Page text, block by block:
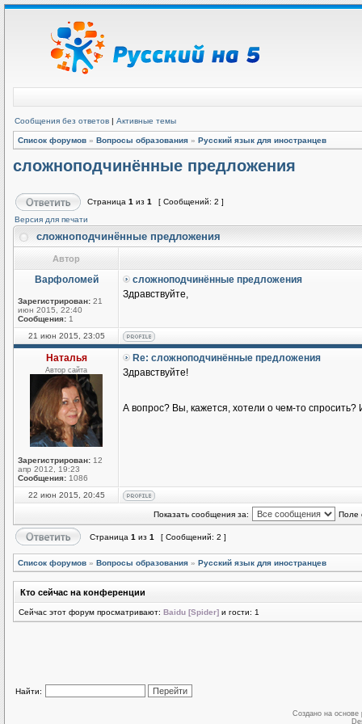
Сообщения без ответов | Активные темы
Список форумов » Вопросы образования » Русский язык для иностранцев
сложноподчинённые предложения
Страница 1 из 1
[ Сообщений: 2 ]
Версия для печати
сложноподчинённые предложения
Автор
Варфоломей
Зарегистрирован: 21
июн 2015, 22:40
Сообщения: 1
сложноподчинённые предложения
Здравствуйте,
21 июн 2015, 23:05
Наталья
Автор сайта
Зарегистрирован: 12
апр 2012, 19:23
Сообщения: 1086
Re: сложноподчинённые предложения
Здравствуйте!
А вопрос? Вы, кажется, хотели о чем-то
22 июн 2015, 20:45
Показать сообщения за: Поле
Страница 1 из 1 [ Сообщений: 2 ]
Список форумов » Вопросы образования » Русский язык для иностранцев
Кто сейчас на конференции
Сейчас этот форум просматривают: Baidu [Spider] и гости: 1
Найти:
Создано на основе